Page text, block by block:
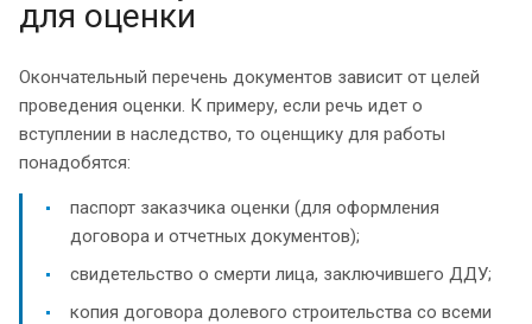
для оценки
Окончательный перечень документов зависит от целей
проведения оценки. К примеру, если речь идет о
вступлении в наследство, то оценщику для работы
понадобятся:
паспорт заказчика оценки (для оформления
договора и отчетных документов);
свидетельство о смерти лица, заключившего ДДУ;
копия договора долевого строительства со всеми